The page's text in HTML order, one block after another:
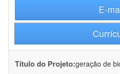
E-
Título do Projeto:geração de